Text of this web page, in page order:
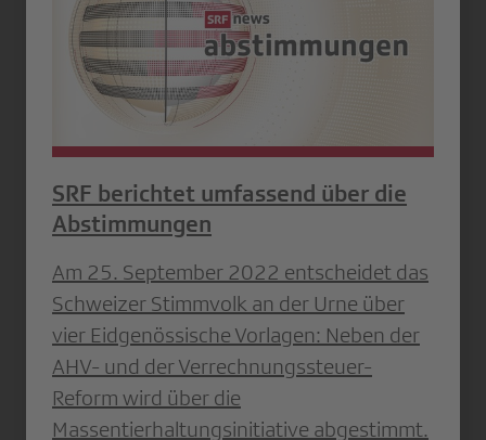
SRF berichtet umfassend über die
Abstimmungen
Am 25. September 2022 entscheidet das
Schweizer Stimmvolk an der Urne über
vier Eidgenössische Vorlagen: Neben der
AHV- und der Verrechnungssteuer-
Reform wird über die
Massentierhaltungsinitiative abgestimmt.